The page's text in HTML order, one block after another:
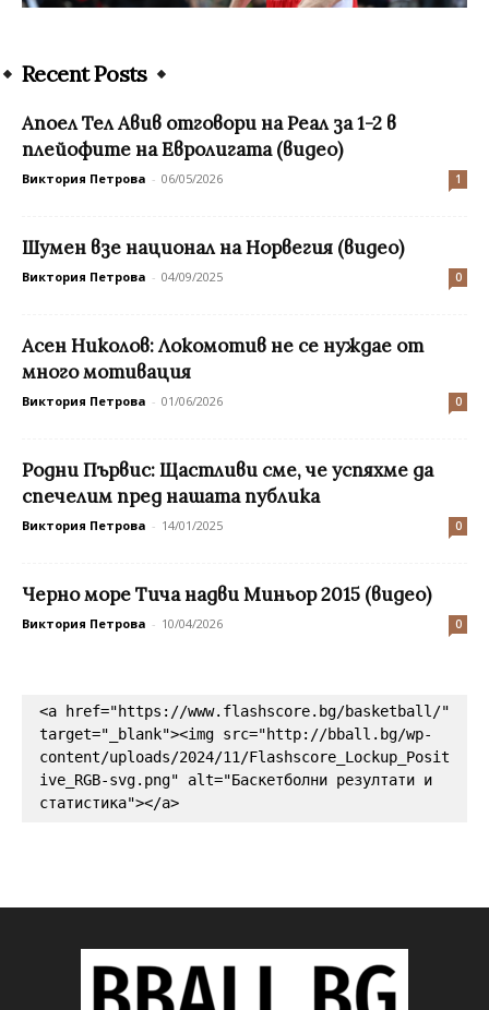
Recent Posts
Апоел Тел Авив отговори на Реал за 1-2 в
плейофите на Евролигата (видео)
Виктория Петрова - 06/05/2026 1
Шумен взе национал на Норвегия (видео)
Виктория Петрова - 04/09/2025 0
Асен Николов: Локомотив не се нуждае от
много мотивация
Виктория Петрова - 01/06/2026 0
Родни Първис: Щастливи сме, че успяхме да
спечелим пред нашата публика
Виктория Петрова - 14/01/2025 0
Черно море Тича надви Миньор 2015 (видео)
Виктория Петрова - 10/04/2026 0
<a href="https://www.flashscore.bg/basketball/"
target="_blank"><img src="http://bball.bg/wp-
content/uploads/2024/11/Flashscore_Lockup_Posit
ive_RGB-svg.png" alt="Баскетболни резултати и
статистика"></a>